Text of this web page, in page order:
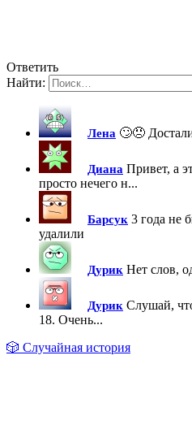
Ответить
Найти:
Лена 🙄😠
Диана Привет, а
просто нечего н...
Барсук 3 года не
удалили
Дурик Нет слов,
Дурик Слушай,
18. Очень...
🎲 Случайная история